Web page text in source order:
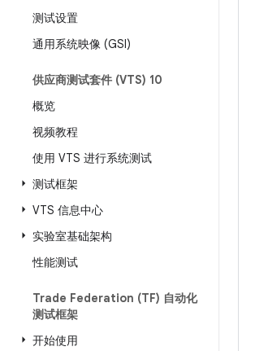
测试设置
通用系统映像 (GSI)
供应商测试套件 (VTS) 10
概览
视频教程
使用 VTS 进行系统测试
测试框架
VTS 信息中心
实验室基础架构
性能测试
Trade Federation (TF) 自动化
测试框架
开始使用